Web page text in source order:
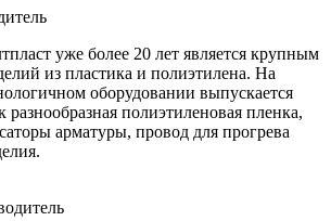
уже более 20 лет является крупным
из пластика и полиэтилена. На
оборудовании выпускается
разнообразная полиэтиленовая пленка,
арматуры, провод для прогрева